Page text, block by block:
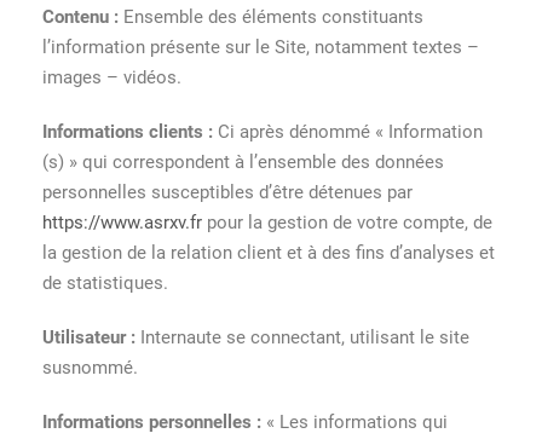
Contenu : Ensemble des éléments constituants
l’information présente sur le Site, notamment textes –
images – vidéos.
Informations clients : Ci après dénommé « Information
(s) » qui correspondent à l’ensemble des données
personnelles susceptibles d’être détenues par
https://www.asrxv.fr pour la gestion de votre compte, de
la gestion de la relation client et à des fins d’analyses et
de statistiques.
Utilisateur : Internaute se connectant, utilisant le site
susnommé.
Informations personnelles : « Les informations qui